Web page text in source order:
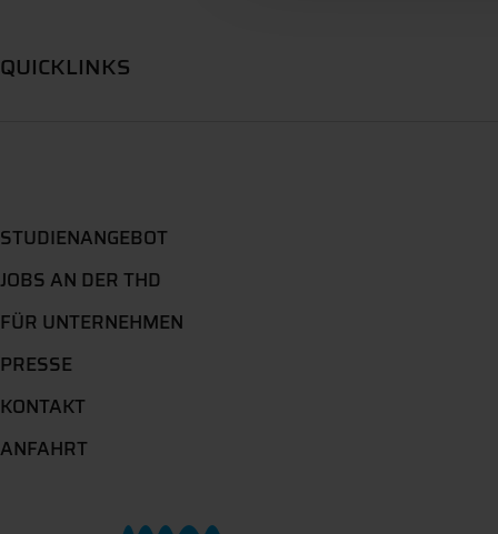
QUICKLINKS
STUDIENANGEBOT
JOBS AN DER THD
FÜR UNTERNEHMEN
PRESSE
KONTAKT
ANFAHRT